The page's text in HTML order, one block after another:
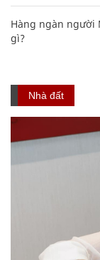
Hàng ngàn người
gì?
Nhà đất